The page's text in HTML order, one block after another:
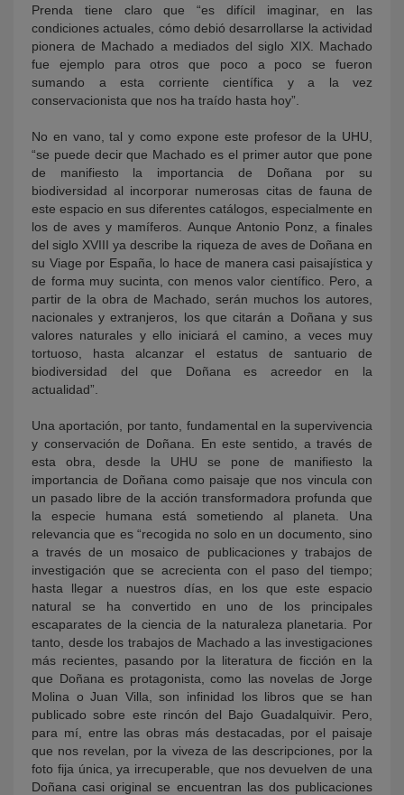
Prenda tiene claro que “es difícil imaginar, en las
condiciones actuales, cómo debió desarrollarse la actividad
pionera de Machado a mediados del siglo XIX. Machado
fue ejemplo para otros que poco a poco se fueron
sumando a esta corriente científica y a la vez
conservacionista que nos ha traído hasta hoy”.
No en vano, tal y como expone este profesor de la UHU,
“se puede decir que Machado es el primer autor que pone
de manifiesto la importancia de Doñana por su
biodiversidad al incorporar numerosas citas de fauna de
este espacio en sus diferentes catálogos, especialmente en
los de aves y mamíferos. Aunque Antonio Ponz, a finales
del siglo XVIII ya describe la riqueza de aves de Doñana en
su Viage por España, lo hace de manera casi paisajística y
de forma muy sucinta, con menos valor científico. Pero, a
partir de la obra de Machado, serán muchos los autores,
nacionales y extranjeros, los que citarán a Doñana y sus
valores naturales y ello iniciará el camino, a veces muy
tortuoso, hasta alcanzar el estatus de santuario de
biodiversidad del que Doñana es acreedor en la
actualidad”.
Una aportación, por tanto, fundamental en la supervivencia
y conservación de Doñana. En este sentido, a través de
esta obra, desde la UHU se pone de manifiesto la
importancia de Doñana como paisaje que nos vincula con
un pasado libre de la acción transformadora profunda que
la especie humana está sometiendo al planeta. Una
relevancia que es “recogida no solo en un documento, sino
a través de un mosaico de publicaciones y trabajos de
investigación que se acrecienta con el paso del tiempo;
hasta llegar a nuestros días, en los que este espacio
natural se ha convertido en uno de los principales
escaparates de la ciencia de la naturaleza planetaria. Por
tanto, desde los trabajos de Machado a las investigaciones
más recientes, pasando por la literatura de ficción en la
que Doñana es protagonista, como las novelas de Jorge
Molina o Juan Villa, son infinidad los libros que se han
publicado sobre este rincón del Bajo Guadalquivir. Pero,
para mí, entre las obras más destacadas, por el paisaje
que nos revelan, por la viveza de las descripciones, por la
foto fija única, ya irrecuperable, que nos devuelven de una
Doñana casi original se encuentran las dos publicaciones